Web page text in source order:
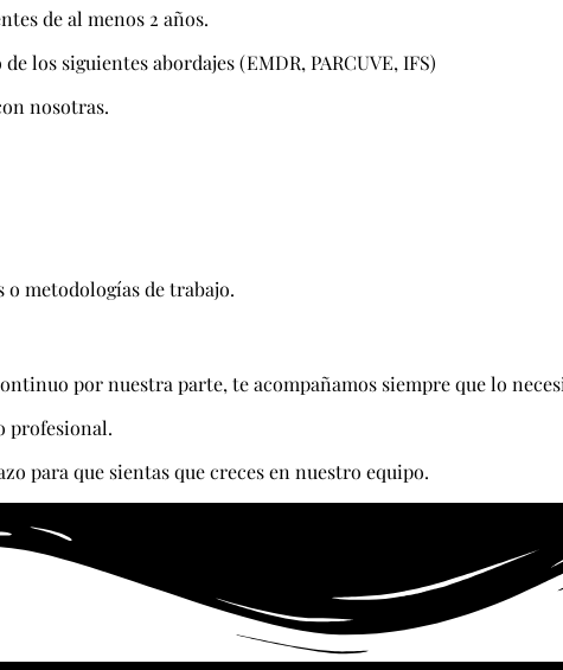
de al menos 2 años.
los siguientes abordajes (EMDR, PARCUVE, IFS)
nosotras.
o metodologías de trabajo.
por nuestra parte, te acompañamos siempre que lo
profesional.
para que sientas que creces en nuestro equipo.